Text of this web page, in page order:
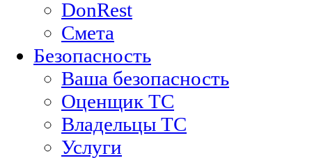
DonRest
Смета
Безопасность
Ваша безопасность
Оценщик ТС
Владельцы ТС
Услуги